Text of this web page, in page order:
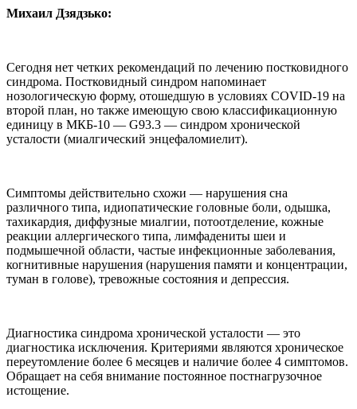
Михаил Дзядзько:
Сегодня нет четких рекомендаций по лечению постковидного
синдрома. Постковидный синдром напоминает
нозологическую форму, отошедшую в условиях COVID-19 на
второй план, но также имеющую свою классификационную
единицу в МКБ-10 — G93.3 — синдром хронической
усталости (миалгический энцефаломиелит).
Симптомы действительно схожи — нарушения сна
различного типа, идиопатические головные боли, одышка,
тахикардия, диффузные миалгии, потоотделение, кожные
реакции аллергического типа, лимфадениты шеи и
подмышечной области, частые инфекционные заболевания,
когнитивные нарушения (нарушения памяти и концентрации,
туман в голове), тревожные состояния и депрессия.
Диагностика синдрома хронической усталости — это
диагностика исключения. Критериями являются хроническое
переутомление более 6 месяцев и наличие более 4 симптомов.
Обращает на себя внимание постоянное постнагрузочное
истощение.